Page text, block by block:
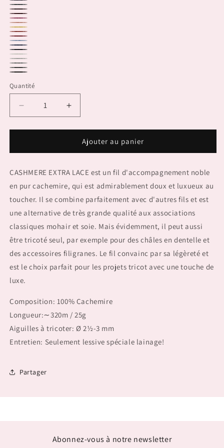
96.0046
96.0290
96.0210
96.0262
96.0266
96.0065
96.0030
96.0013
96.0015
96.0060
96.0233
96.0035
96.0025
96.0001
96.0203
96.0224
96.0205
Quantité
Réduire
la
quantité
CASHMERE
LACE
Augmenter
la
quantité
CASHMERE
LACE
Ajouter au panier
CASHMERE EXTRA LACE est un fil d'accompagnement noble
en pur cachemire, qui est admirablement doux et luxueux au
toucher. Il se combine parfaitement avec d'autres fils et est
une alternative de très grande qualité aux associations
classiques mohair et soie. Mais évidemment, il peut aussi
être tricoté seul, par exemple pour des châles en dentelle et
des accessoires filigranes. Le fil convainc par sa légèreté et
est le choix parfait pour les projets tricot avec une touche de
luxe.
Composition: 100% Cachemire
Longueur:∼320m / 25g
Aiguilles à tricoter: Ø 2½-3 mm
Entretien: Seulement lessive spéciale lainage!
Partager
Abonnez-vous à notre newsletter